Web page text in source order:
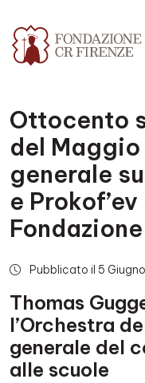
Ottocento
del
generale
e
Pubblicato il 5
Thomas
l’Orchestra
generale del
alle scuole